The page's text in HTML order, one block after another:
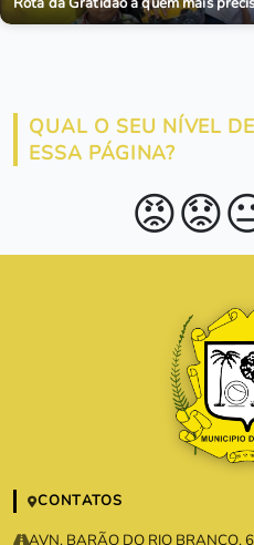
QUAL O SEU NÍVEL
ESSA PÁGINA?
😡😟
CONTATOS
AVN. BARÃO DO RIO BRANCO,